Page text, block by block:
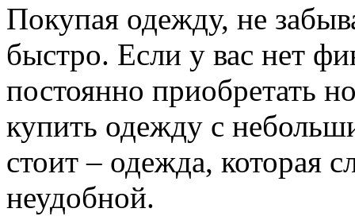
Покупая одежду, не
быстро. Если у вас нет
постоянно приобретать
купить одежду с
стоит – одежда, которая
неудобной.